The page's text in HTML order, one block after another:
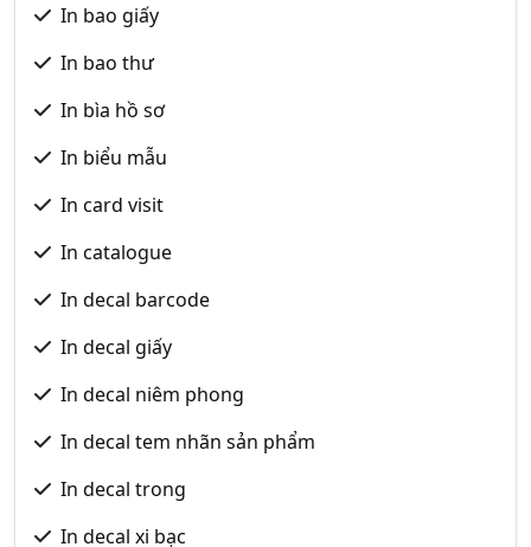
In bao giấy
In bao thư
In bìa hồ sơ
In biểu mẫu
In card visit
In catalogue
In decal barcode
In decal giấy
In decal niêm phong
In decal tem nhãn sản phẩm
In decal trong
In decal xi bạc